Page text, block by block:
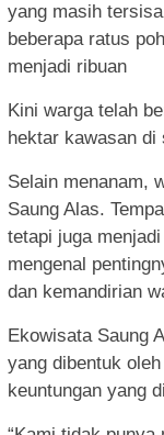
yang masih
beberapa ratus
menjadi ribuan
Kini warga telah
hektar kawasan di
Selain menanam,
Saung Alas.
tetapi juga
mengenal
dan kemandirian
Ekowisata Saung
yang dibentuk
keuntungan yang